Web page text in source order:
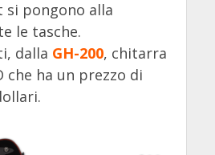
pongono alla
le tasche.
dalla GH-200, chitarra
che ha un prezzo di